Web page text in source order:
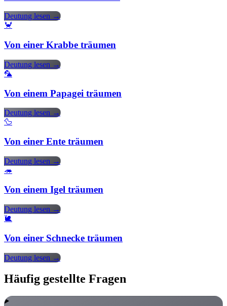
Deutung lesen →
🦀
Von einer Krabbe träumen
Deutung lesen →
🦜
Von einem Papagei träumen
Deutung lesen →
🦆
Von einer Ente träumen
Deutung lesen →
🦔
Von einem Igel träumen
Deutung lesen →
🐌
Von einer Schnecke träumen
Deutung lesen →
Häufig gestellte Fragen